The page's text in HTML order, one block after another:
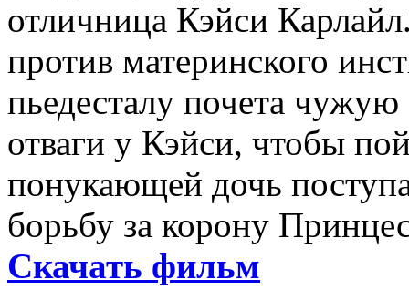
отличница Кэйси
против материнского
пьедесталу почета
отваги у Кэйси, чтобы
понукающей дочь
борьбу за корону
Скачать фильм